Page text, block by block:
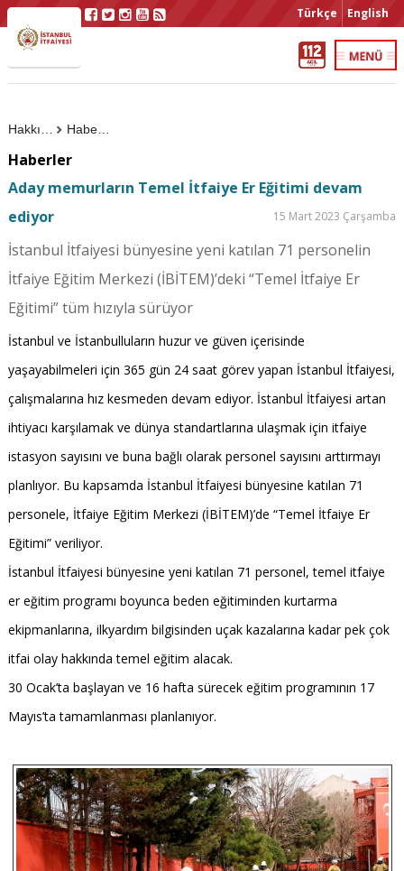
Türkçe English
Haberler
Haberler
Aday memurların Temel İtfaiye Er Eğitimi devam
ediyor
15 Mart 2023 Çarşamba
İstanbul İtfaiyesi bünyesine yeni katılan 71 personelin
İtfaiye Eğitim Merkezi (İBİTEM)’deki “Temel İtfaiye Er
Eğitimi” tüm hızıyla sürüyor
İstanbul ve İstanbulluların huzur ve güven içerisinde
yaşayabilmeleri için 365 gün 24 saat görev yapan İstanbul İtfaiyesi,
çalışmalarına hız kesmeden devam ediyor. İstanbul İtfaiyesi artan
ihtiyacı karşılamak ve dünya standartlarına ulaşmak için itfaiye
istasyon sayısını ve buna bağlı olarak personel sayısını arttırmayı
planlıyor. Bu kapsamda İstanbul İtfaiyesi bünyesine katılan 71
personele, İtfaiye Eğitim Merkezi (İBİTEM)’de “Temel İtfaiye Er
Eğitimi” veriliyor.
İstanbul İtfaiyesi bünyesine yeni katılan 71 personel, temel itfaiye
er eğitim programı boyunca beden eğitiminden kurtarma
ekipmanlarına, ilkyardım bilgisinden uçak kazalarına kadar pek çok
itfai olay hakkında temel eğitim alacak.
30 Ocak’ta başlayan ve 16 hafta sürecek eğitim programının 17
Mayıs’ta tamamlanması planlanıyor.